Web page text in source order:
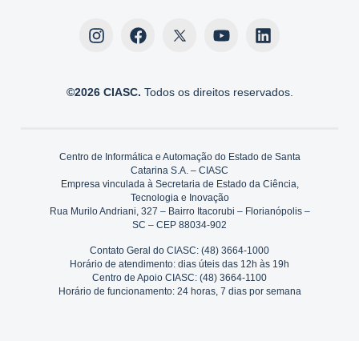
©2026 CIASC. Todos os direitos reservados.
Centro de Informática e Automação do Estado de Santa
Catarina S.A. – CIASC
Empresa vinculada à Secretaria de Estado da Ciência,
Tecnologia e Inovação
Rua Murilo Andriani, 327 – Bairro Itacorubi – Florianópolis –
SC – CEP 88034-902
Contato Geral do CIASC: (48) 3664-1000
Horário de atendimento: dias úteis das 12h às 19h
Centro de Apoio CIASC: (48) 3664-1100
Horário de funcionamento: 24 horas, 7 dias por semana